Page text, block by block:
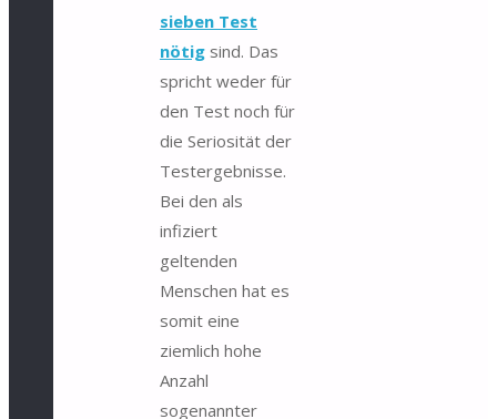
sieben Test
nötig sind. Das
spricht weder für
den Test noch für
die Seriosität der
Testergebnisse.
Bei den als
infiziert
geltenden
Menschen hat es
somit eine
ziemlich hohe
Anzahl
sogenannter